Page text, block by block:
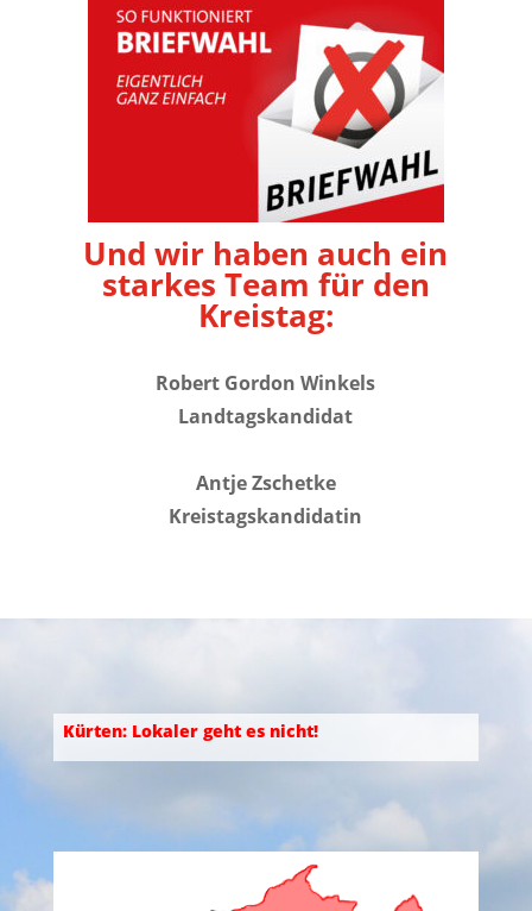
Und wir haben auch ein
starkes Team für den
Kreistag:
Robert Gordon Winkels
Landtagskandidat
Antje Zschetke
Kreistagskandidatin
Kürten: Lokaler geht es nicht!